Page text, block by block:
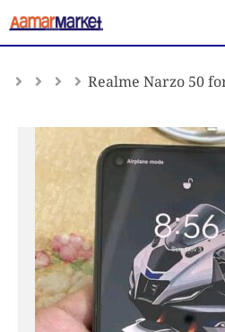
Skip
to
Realme Narzo 50